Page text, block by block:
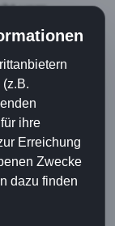
vom
Inhalte Dritter
trotzdem auf
werden,
Bei
werden wir
ihre
Erreichung
Zwecke
dazu finden